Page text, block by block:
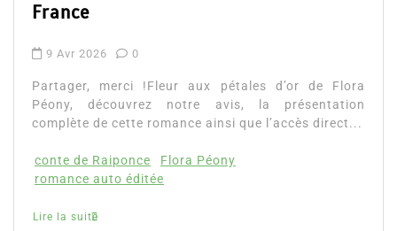
France
9 Avr 2026 0
Partager, merci !Fleur aux pétales d’or de Flora
Péony, découvrez notre avis, la présentation
complète de cette romance ainsi que l’accès direct...
conte de Raiponce
Flora Péony
romance auto éditée
Lire la suite